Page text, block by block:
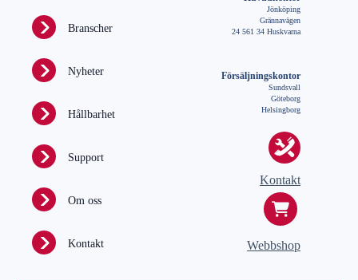
Branscher
Nyheter
Hållbarhet
Support
Om oss
Kontakt
Jönköping
Grännavägen
24 561 34 Huskvarna
Försäljningskontor
Sundsvall
Göteborg
Helsingborg
Kontakt
Webbshop